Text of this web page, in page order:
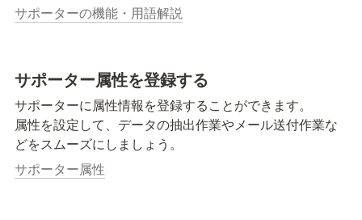
サポーターの機能・用語解説
サポーター属性を登録する
サポーターに属性情報を登録することができます。
属性を設定して、データの抽出作業やメール送付作業な
どをスムーズにしましょう。
サポーター属性